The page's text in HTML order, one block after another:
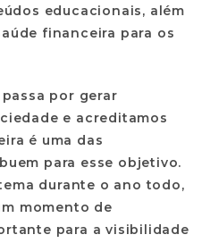
educacionais, além
financeira para os
por gerar
e acreditamos
é uma das
para esse objetivo.
durante o ano todo,
momento de
para a visibilidade